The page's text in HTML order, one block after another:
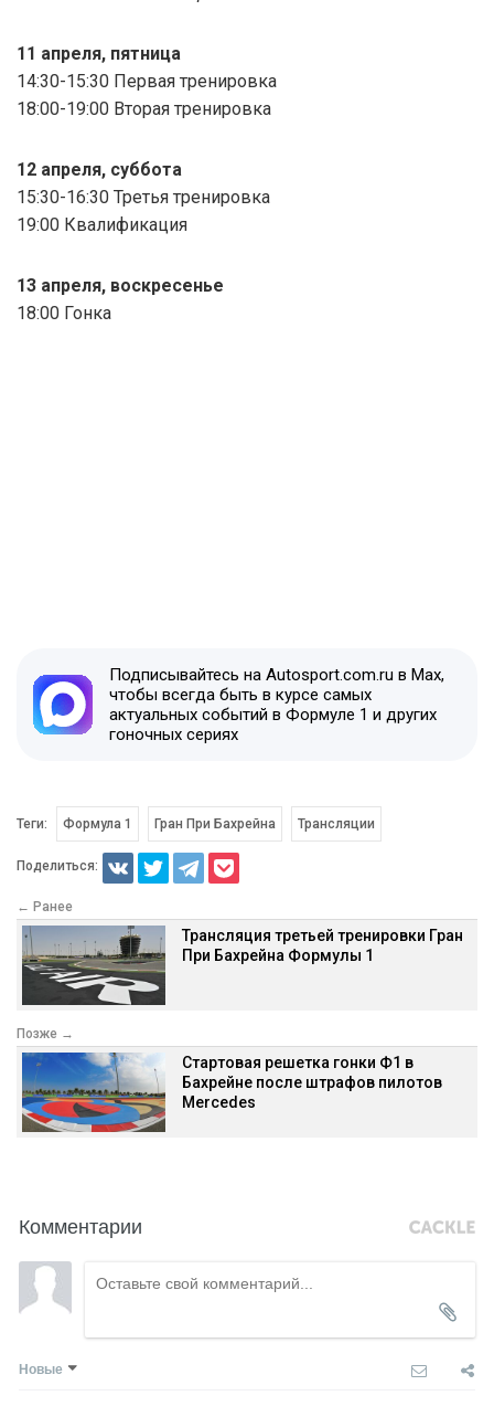
11 апреля, пятница
14:30-15:30 Первая тренировка
18:00-19:00 Вторая тренировка
12 апреля, суббота
15:30-16:30 Третья тренировка
19:00 Квалификация
13 апреля, воскресенье
18:00 Гонка
Подписывайтесь на Autosport.com.ru в Max,
чтобы всегда быть в курсе самых
актуальных событий в Формуле 1 и других
гоночных сериях
Теги: Формула 1 Гран При Бахрейна Трансляции
Поделиться:
← Ранее
Трансляция третьей тренировки Гран
При Бахрейна Формулы 1
Позже →
Стартовая решетка гонки Ф1 в
Бахрейне после штрафов пилотов
Mercedes
Комментарии
Новые